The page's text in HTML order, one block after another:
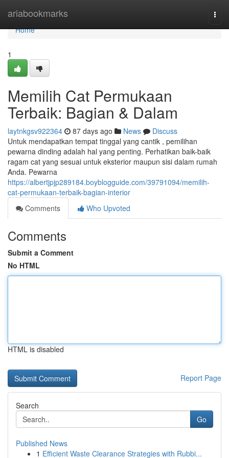
ariabookmarks
Home
Home
1
Memilih Cat Permukaan
Terbaik: Bagian & Dalam
laytnkgsv922364 87 days ago News
Discuss
Untuk mendapatkan tempat tinggal yang cantik , pemilihan
pewarna dinding adalah hal yang penting. Perhatikan baik-baik
ragam cat yang sesuai untuk eksterior maupun sisi dalam rumah
Anda. Pewarna
https://albertjpjp289184.boyblogguide.com/39791094/memilih-
cat-permukaan-terbaik-bagian-interior
Comments
Who Upvoted
Comments
Submit a Comment
No HTML
HTML is disabled
Report Page
Search
Go
Published News
1 Efficient Waste Clearance Strategies with Rubbi...